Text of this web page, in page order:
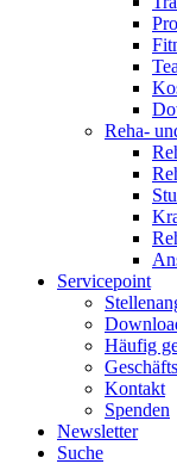
Reha-
Servicepoint
Häufig
Kontakt
Spenden
Newsletter
Suche